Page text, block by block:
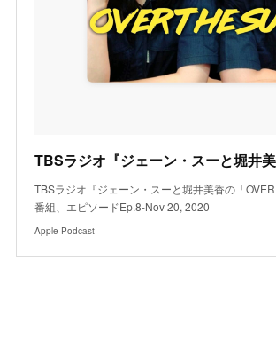
‎TBSラジオ『ジェーン・スーと堀井美香の「
番組、エピソードEp.8-Nov 20, 2020
Apple Podcast